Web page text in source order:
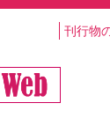
刊行物